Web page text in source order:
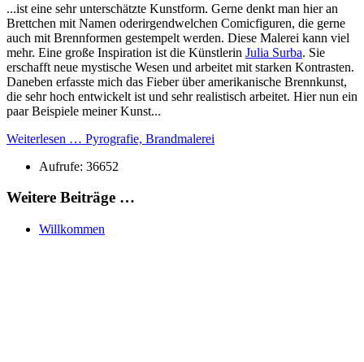
...ist eine sehr unterschätzte Kunstform. Gerne denkt man hier an
Brettchen mit Namen oderirgendwelchen Comicfiguren, die gerne
auch mit Brennformen gestempelt werden. Diese Malerei kann viel
mehr. Eine große Inspiration ist die Künstlerin Julia Surba. Sie
erschafft neue mystische Wesen und arbeitet mit starken Kontrasten.
Daneben erfasste mich das Fieber über amerikanische Brennkunst,
die sehr hoch entwickelt ist und sehr realistisch arbeitet. Hier nun ein
paar Beispiele meiner Kunst...
Weiterlesen … Pyrografie, Brandmalerei
Aufrufe: 36652
Weitere Beiträge …
Willkommen